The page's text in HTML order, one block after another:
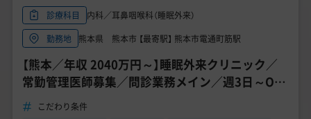
診療科目
内科／耳鼻咽喉科（睡眠外来）
勤務地
熊本県 熊本市 【最寄駅】 熊本市電通町筋駅
【熊本／年収 2040万円～】睡眠外来クリニック／
常勤管理医師募集／問診業務メイン／週3日～OK
／未経験応募可能
こだわり条件